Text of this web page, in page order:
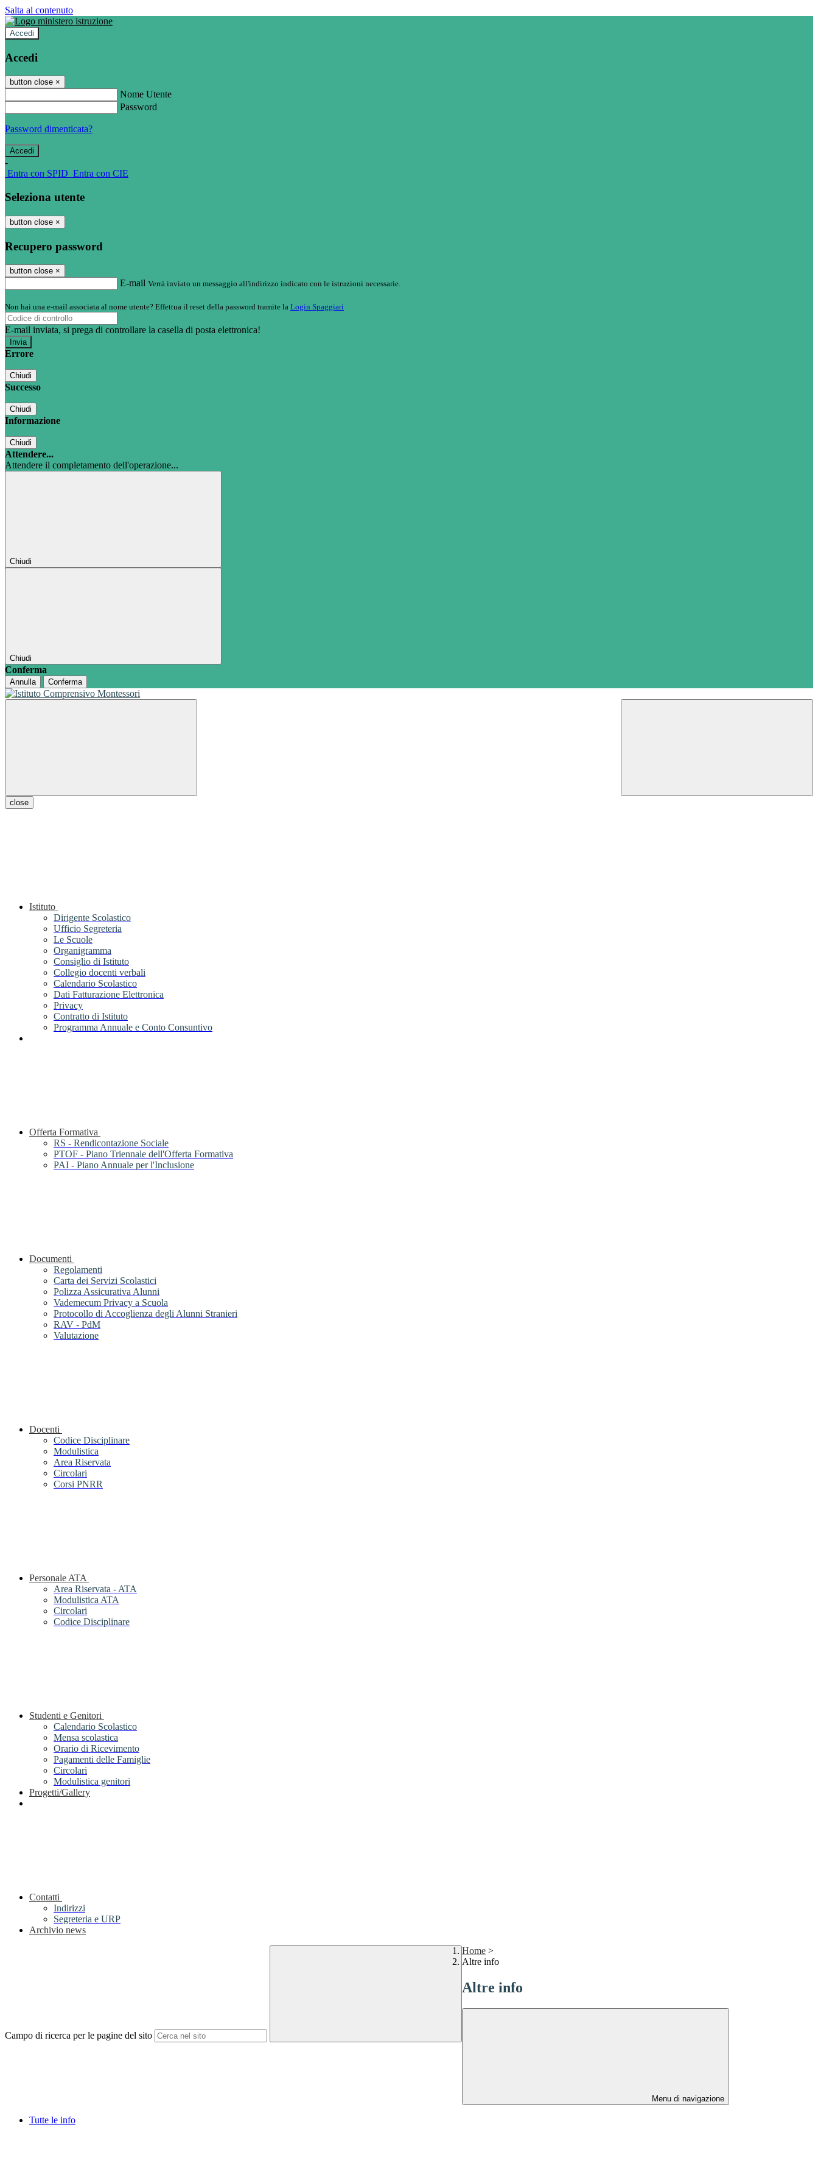
Salta al contenuto
Accedi
Accedi
button close ×
Nome Utente
Password
Password dimenticata?
-
Entra con SPID Entra con CIE
Seleziona utente
button close ×
Recupero password
button close ×
E-mail Verrà inviato un messaggio all'indirizzo indicato con le istruzioni necessarie.
Non hai una e-mail associata al nome utente? Effettua il reset della password tramite la Login Spaggiari
E-mail inviata, si prega di controllare la casella di posta elettronica!
Errore
Chiudi
Successo
Chiudi
Informazione
Chiudi
Attendere...
Attendere il completamento dell'operazione...
Chiudi
Chiudi
Conferma
Annulla Conferma
close
Istituto
Dirigente Scolastico
Ufficio Segreteria
Le Scuole
Organigramma
Consiglio di Istituto
Collegio docenti verbali
Calendario Scolastico
Dati Fatturazione Elettronica
Privacy
Contratto di Istituto
Programma Annuale e Conto Consuntivo
Offerta Formativa
RS - Rendicontazione Sociale
PTOF - Piano Triennale dell'Offerta Formativa
PAI - Piano Annuale per l'Inclusione
Documenti
Regolamenti
Carta dei Servizi Scolastici
Polizza Assicurativa Alunni
Vademecum Privacy a Scuola
Protocollo di Accoglienza degli Alunni Stranieri
RAV - PdM
Valutazione
Docenti
Codice Disciplinare
Modulistica
Area Riservata
Circolari
Corsi PNRR
Personale ATA
Area Riservata - ATA
Modulistica ATA
Circolari
Codice Disciplinare
Studenti e Genitori
Calendario Scolastico
Mensa scolastica
Orario di Ricevimento
Pagamenti delle Famiglie
Circolari
Modulistica genitori
Progetti/Gallery
Contatti
Indirizzi
Segreteria e URP
Archivio news
Campo di ricerca per le pagine del sito
Home >
Altre info
Altre info
Menu di navigazione
Tutte le info